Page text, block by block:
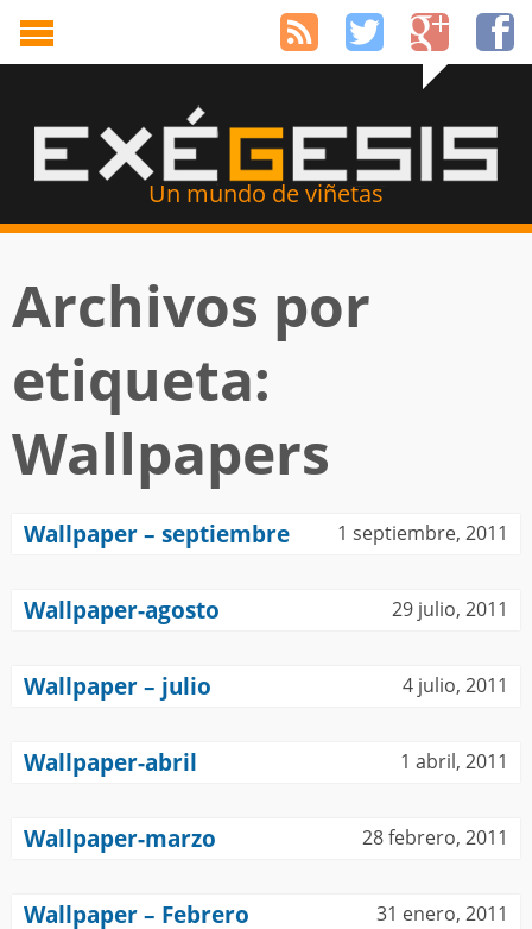
Un mundo de viñetas
Archivos por
etiqueta:
Wallpapers
Wallpaper – septiembre 1 septiembre, 2011
Wallpaper-agosto 29 julio, 2011
Wallpaper – julio 4 julio, 2011
Wallpaper-abril 1 abril, 2011
Wallpaper-marzo 28 febrero, 2011
Wallpaper – Febrero 31 enero, 2011